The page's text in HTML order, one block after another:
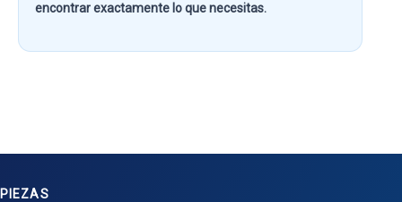
encontrar exactamente lo que necesitas.
PIEZAS